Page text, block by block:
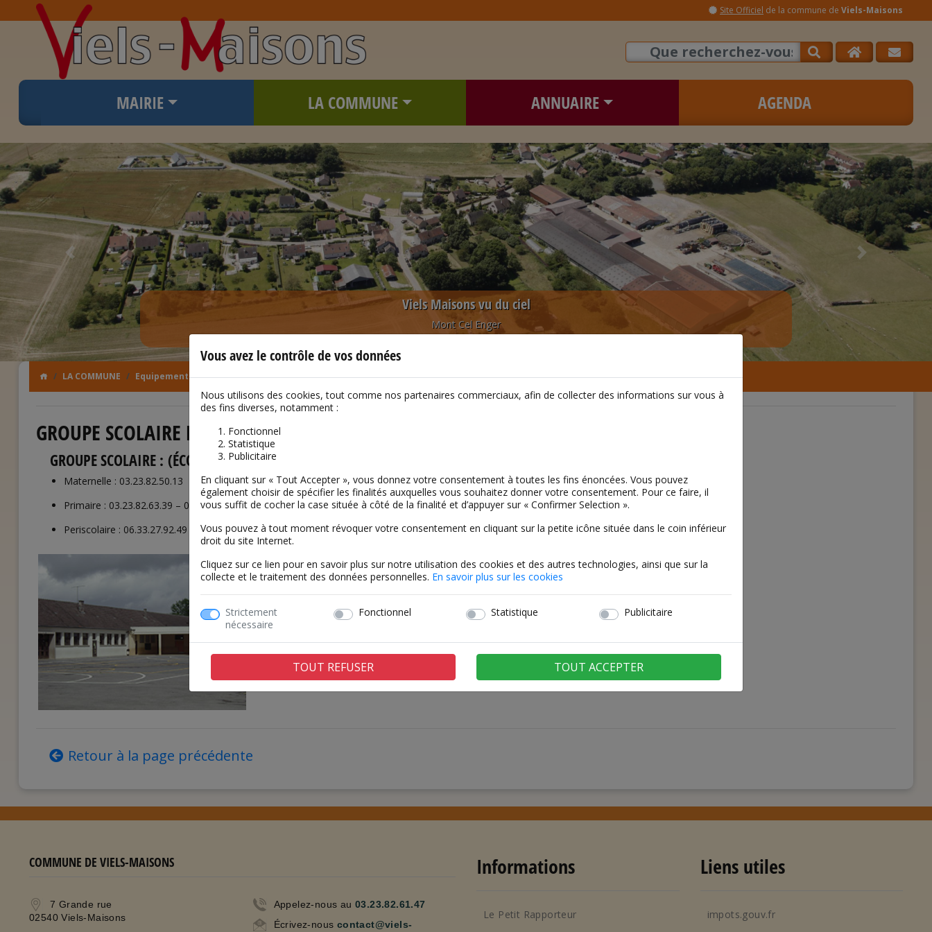
Vous avez le contrôle de vos données
Nous utilisons des cookies, tout comme nos partenaires commerciaux, afin de collecter des informations sur vous à
des fins diverses, notamment :
Fonctionnel
Statistique
Publicitaire
En cliquant sur « Tout Accepter », vous donnez votre consentement à toutes les fins énoncées. Vous pouvez
également choisir de spécifier les finalités auxquelles vous souhaitez donner votre consentement. Pour ce faire, il
vous suffit de cocher la case située à côté de la finalité et d’appuyer sur « Confirmer Selection ».
Vous pouvez à tout moment révoquer votre consentement en cliquant sur la petite icône située dans le coin inférieur
droit du site Internet.
Cliquez sur ce lien pour en savoir plus sur notre utilisation des cookies et des autres technologies, ainsi que sur la
collecte et le traitement des données personnelles. En savoir plus sur les cookies
Strictement
nécessaire
Fonctionnel Statistique Publicitaire
TOUT REFUSER TOUT ACCEPTER
Site Officiel de la commune de Viels-Maisons
MAIRIE LA COMMUNE ANNUAIRE AGENDA
Viels Maisons vu du ciel
Mont Cel Enger
Previous Next
LA COMMUNE Equipements Scolarité
GROUPE SCOLAIRE DE LA GARE
GROUPE SCOLAIRE : (ÉCOLES MATERNELLE ET PRIMAIRE) : RUE DES ÉCOLES
Maternelle : 03.23.82.50.13
Primaire : 03.23.82.63.39 – 06.48.68.96.99
Periscolaire : 06.33.27.92.49
Retour à la page précédente
COMMUNE DE VIELS-MAISONS
7 Grande rue
02540 Viels-Maisons
Appelez-nous au 03.23.82.61.47
Écrivez-nous contact@viels-
Informations
Le Petit Rapporteur
Liens utiles
impots.gouv.fr